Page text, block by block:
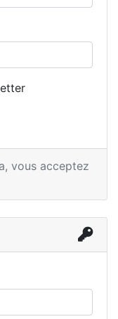
vous acceptez